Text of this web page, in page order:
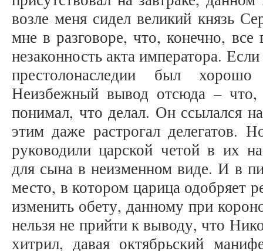
возле меня сидел великий князь
мне в разговоре, что, конечно, все
незаконность акта императора.
престолонаследии был
Неизбежный вывод отсюда – что,
понимал, что делал. Он ссылался
этим даже растрогал делегатов.
руководили царской четой в их
для сына в неизменном виде. И в
место, в котором царица одобряет
изменить обету, данному при
нельзя не прийти к выводу, что
хитрил, давая октябрьский